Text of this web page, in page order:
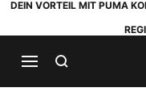
DEIN VORTEIL MIT PUMA